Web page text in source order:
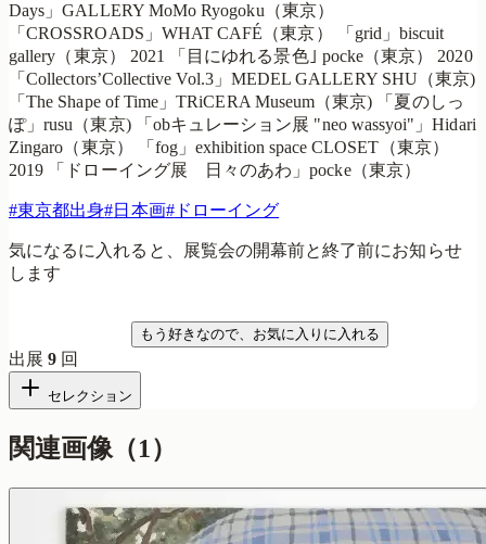
Days」GALLERY MoMo Ryogoku（東京）
「CROSSROADS」WHAT CAFÉ（東京） 「grid」biscuit
gallery（東京） 2021 「目にゆれる景色｣ pocke（東京） 2020
「Collectors’Collective Vol.3」MEDEL GALLERY SHU（東京)
「The Shape of Time」TRiCERA Museum（東京) 「夏のしっ
ぽ」rusu（東京) 「obキュレーション展 "neo wassyoi"」Hidari
Zingaro（東京） 「fog」exhibition space CLOSET（東京）
2019 「ドローイング展 日々のあわ」pocke（東京）
#東京都出身#日本画#ドローイング
気になるに入れると、展覧会の開幕前と終了前にお知らせ
します
もう好きなので、お気に入りに入れる
出展9 回
セレクション
関連画像（1）